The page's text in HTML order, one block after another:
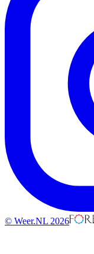
© Weer.NL 2026